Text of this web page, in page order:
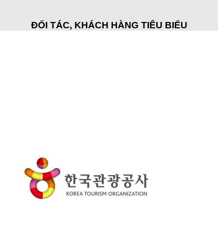
ĐỐI TÁC, KHÁCH HÀNG TIÊU BIỂU